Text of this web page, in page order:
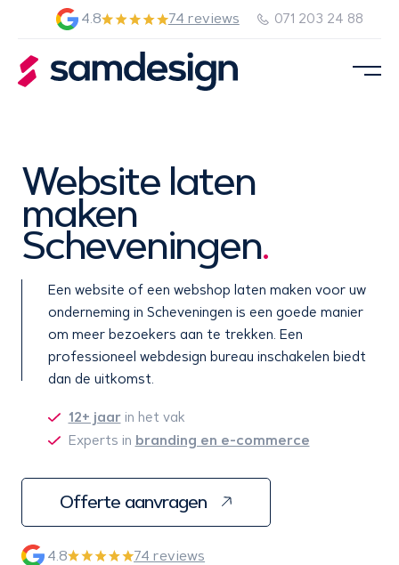
4.8 74 reviews 071 203 24 88
Website laten
maken
Scheveningen.
Een website of een webshop laten maken voor uw
onderneming in Scheveningen is een goede manier
om meer bezoekers aan te trekken. Een
professioneel webdesign bureau inschakelen biedt
dan de uitkomst.
12+ jaarin het vak
Experts in branding en e-commerce
Offerte aanvragen
4.8 74 reviews